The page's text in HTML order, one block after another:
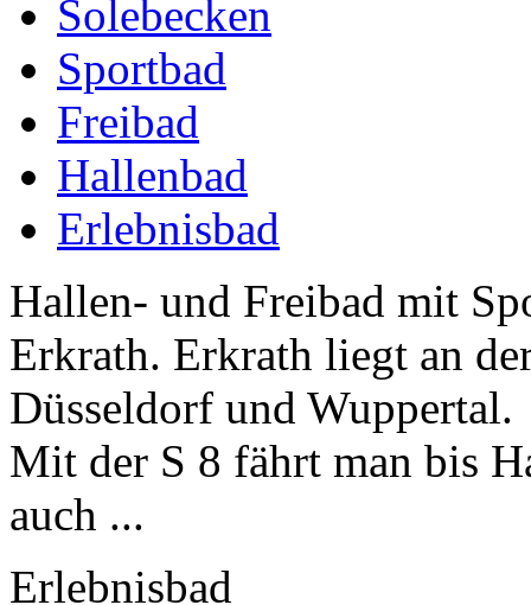
Solebecken
Sportbad
Freibad
Hallenbad
Erlebnisbad
Hallen- und Freibad mit
Erkrath. Erkrath liegt an
Düsseldorf und Wuppertal.
Mit der S 8 fährt man bis
auch ...
Erlebnisbad